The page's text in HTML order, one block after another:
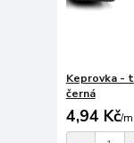
Keprovka -
černá
4,94 Kč/m